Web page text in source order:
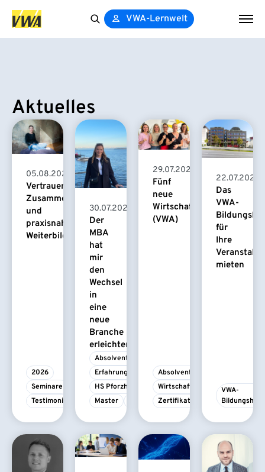
VWA-Lernwelt
Aktuelles
05.08.2026
Vertrauensvolle
Zusammenarbeit
und
praxisnahe
Weiterbildung
2026
Seminare
Testimonial
30.07.2026
Der
MBA
hat
mir
den
Wechsel
in
eine
neue
Branche
erleichtert
Absolvent/-in
Erfahrungsbericht
HS Pforzheim
Master
29.07.2026
Fünf
neue
Wirtschaftspsychologinnen
(VWA)
Absolvent/-in
Wirtschaftspsychologie
Zertifikatskurs
22.07.2026
Das
VWA-
für
Ihre
mieten
VWA-
Bildungshaus